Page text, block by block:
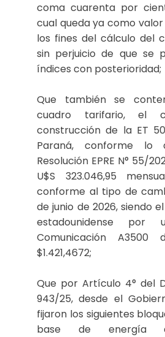
coma cuarenta por
cual queda ya como
los fines del cálculo del
sin perjuicio de que se
índices con posterioridad;
Que también se
cuadro tarifario, el
construcción de la ET
Paraná, conforme lo
Resolución EPRE N° 55/
U$S 323.046,95
conforme al tipo de
de junio de 2026, siendo
estadounidense por
Comunicación A3500
$1.421,4672;
Que por Artículo 4° del
943/25, desde el
fijaron los siguientes
base de energía